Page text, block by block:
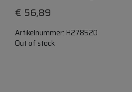
€ 56,89
Artikelnummer: H278520
Out of stock